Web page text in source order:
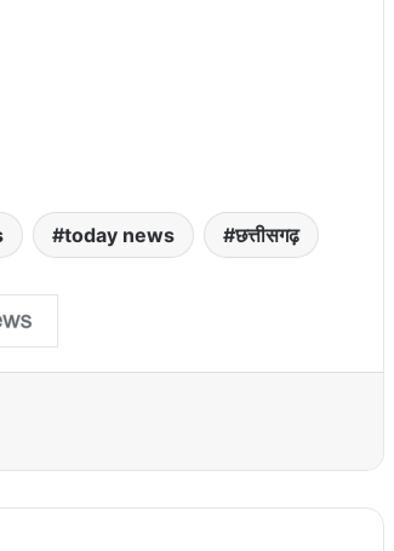
today news छत्तीसगढ़